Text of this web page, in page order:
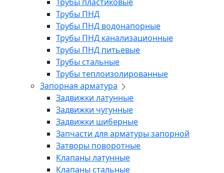
Трубы ПНД
Трубы ПНД водонапорные
Трубы ПНД канализационные
Трубы ПНД питьевые
Трубы стальные
Трубы теплоизолированные
Запорная арматура
Задвижки латунные
Задвижки чугунные
Задвижки шиберные
Запчасти для арматуры запорной
Затворы поворотные
Клапаны латунные
Клапаны стальные